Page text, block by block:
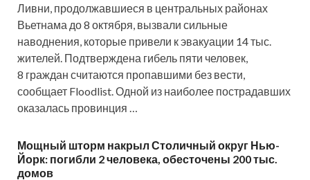
Ливни, продолжавшиеся в центральных районах
Вьетнама до 8 октября, вызвали сильные
наводнения, которые привели к эвакуации 14 тыс.
жителей. Подтверждена гибель пяти человек,
8 граждан считаются пропавшими без вести,
сообщает Floodlist. Одной из наиболее пострадавших
оказалась провинция …
Мощный шторм накрыл Столичный округ Нью-
Йорк: погибли 2 человека, обесточены 200 тыс.
домов